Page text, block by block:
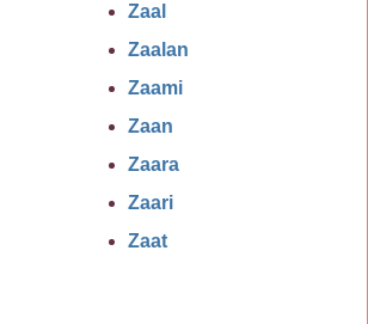
Zaal
Zaalan
Zaami
Zaan
Zaara
Zaari
Zaat